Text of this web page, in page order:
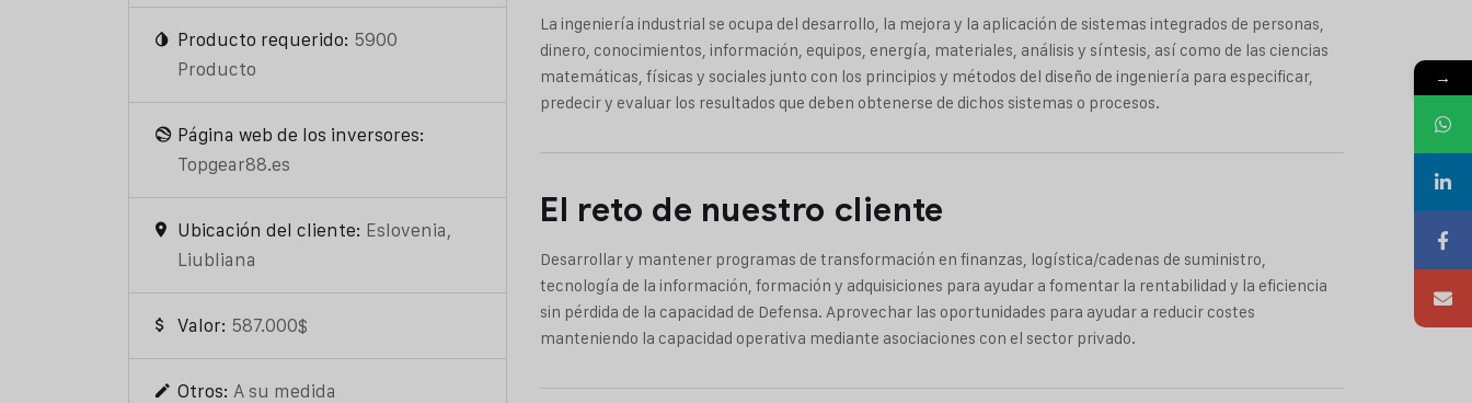
Producto requerido: 5900
Producto
Página web de los inversores:
Topgear88.es
Ubicación del cliente: Eslovenia,
Liubliana
Valor: 587.000$
Otros: A su medida
La ingeniería industrial se ocupa del desarrollo, la mejora y la aplicación de sistemas integrados de personas,
dinero, conocimientos, información, equipos, energía, materiales, análisis y síntesis, así como de las ciencias
matemáticas, físicas y sociales junto con los principios y métodos del diseño de ingeniería para especificar,
predecir y evaluar los resultados que deben obtenerse de dichos sistemas o procesos.
El reto de nuestro cliente
Desarrollar y mantener programas de transformación en finanzas, logística/cadenas de suministro,
tecnología de la información, formación y adquisiciones para ayudar a fomentar la rentabilidad y la eficiencia
sin pérdida de la capacidad de Defensa. Aprovechar las oportunidades para ayudar a reducir costes
manteniendo la capacidad operativa mediante asociaciones con el sector privado.
→